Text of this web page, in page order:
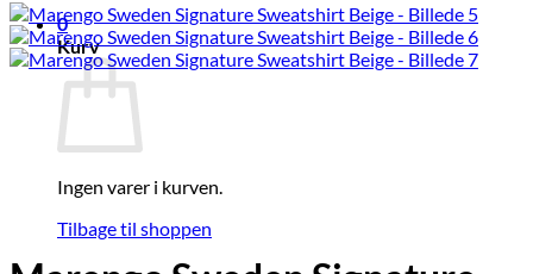
0
Kurv
Ingen varer i kurven.
Tilbage til shoppen